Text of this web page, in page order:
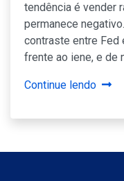
tendência é vender
permanece
contraste entre Fed
frente ao iene, e de
Continue lendo